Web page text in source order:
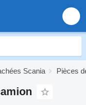
Scania Pièces